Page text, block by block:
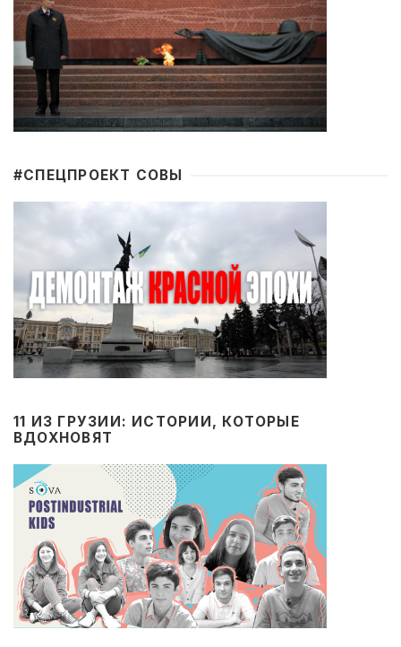
#CПЕЦПРОЕКТ СОВЫ
11 ИЗ ГРУЗИИ: ИСТОРИИ, КОТОРЫЕ
ВДОХНОВЯТ